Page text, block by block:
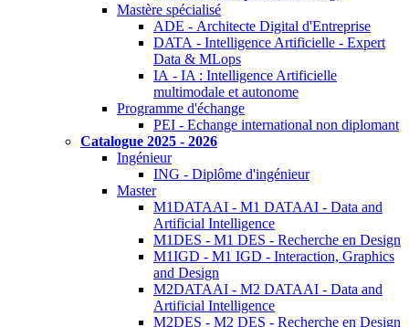
Mastère spécialisé
ADE - Architecte Digital d'Entreprise
DATA - Intelligence Artificielle - Expert
Data & MLops
IA - IA : Intelligence Artificielle
multimodale et autonome
Programme d'échange
PEI - Echange international non diplomant
Catalogue 2025 - 2026
Ingénieur
ING - Diplôme d'ingénieur
Master
M1DATAAI - M1 DATAAI - Data and
Artificial Intelligence
M1DES - M1 DES - Recherche en Design
M1IGD - M1 IGD - Interaction, Graphics
and Design
M2DATAAI - M2 DATAAI - Data and
Artificial Intelligence
M2DES - M2 DES - Recherche en Design